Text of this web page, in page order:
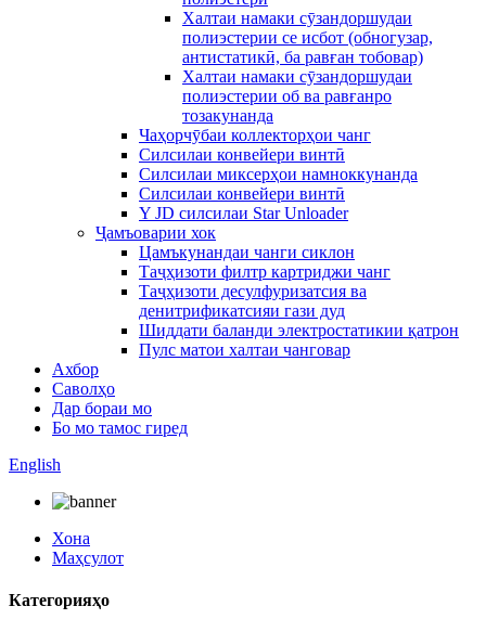
Халтаи намаки сӯзандоршудаи
полиэстерии се исбот (обногузар,
антистатикӣ, ба равған тобовар)
Халтаи намаки сӯзандоршудаи
полиэстерии об ва равғанро
тозакунанда
Чаҳорчӯбаи коллекторҳои чанг
Силсилаи конвейери винтӣ
Силсилаи миксерҳои намноккунанда
Силсилаи конвейери винтӣ
Y JD силсилаи Star Unloader
Ҷамъоварии хок
Цамъкунандаи чанги сиклон
Таҷҳизоти филтр картриджи чанг
Таҷҳизоти десулфуризатсия ва
денитрификатсияи гази дуд
Шиддати баланди электростатикии қатрон
Пулс матои халтаи чанговар
Ахбор
Саволҳо
Дар бораи мо
Бо мо тамос гиред
English
Хона
Маҳсулот
Категорияҳо